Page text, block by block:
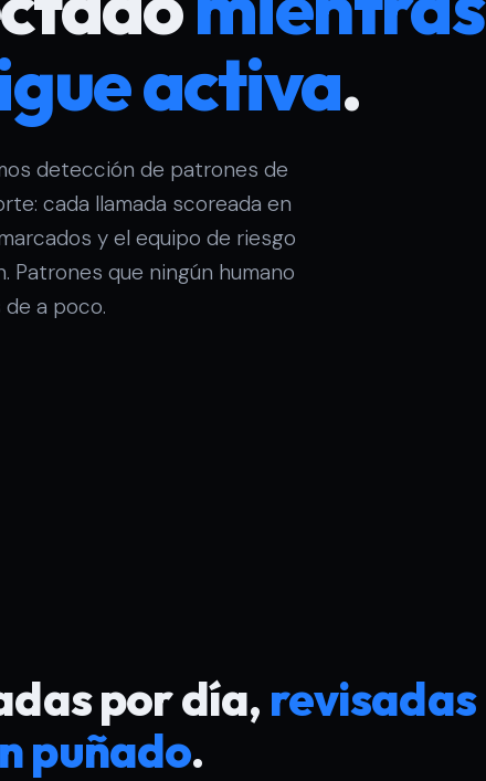
activa.
detección de patrones de
cada llamada scoreada en
y el equipo de riesgo
Patrones que ningún humano
a poco.
por día, revisadas
puñado.